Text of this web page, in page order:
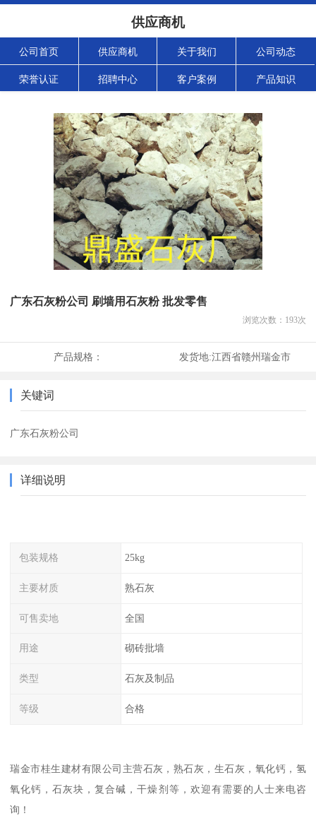
供应商机
公司首页 供应商机 关于我们 公司动态
荣誉认证 招聘中心 客户案例 产品知识
广东石灰粉公司 刷墙用石灰粉 批发零售
浏览次数： 193次
产品规格： 发货地:江西省赣州瑞金市
关键词
广东石灰粉公司
详细说明
包装规格 25kg
主要材质 熟石灰
可售卖地 全国
用途 砌砖批墙
类型 石灰及制品
等级 合格
瑞金市桂生建材有限公司主营石灰，熟石灰，生石灰，氧化钙，氢
氧化钙，石灰块，复合碱，干燥剂等，欢迎有需要的人士来电咨
询！